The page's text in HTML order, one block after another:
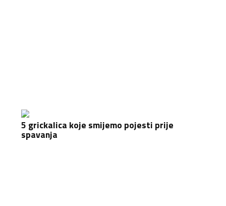
5 grickalica koje smijemo pojesti prije
spavanja